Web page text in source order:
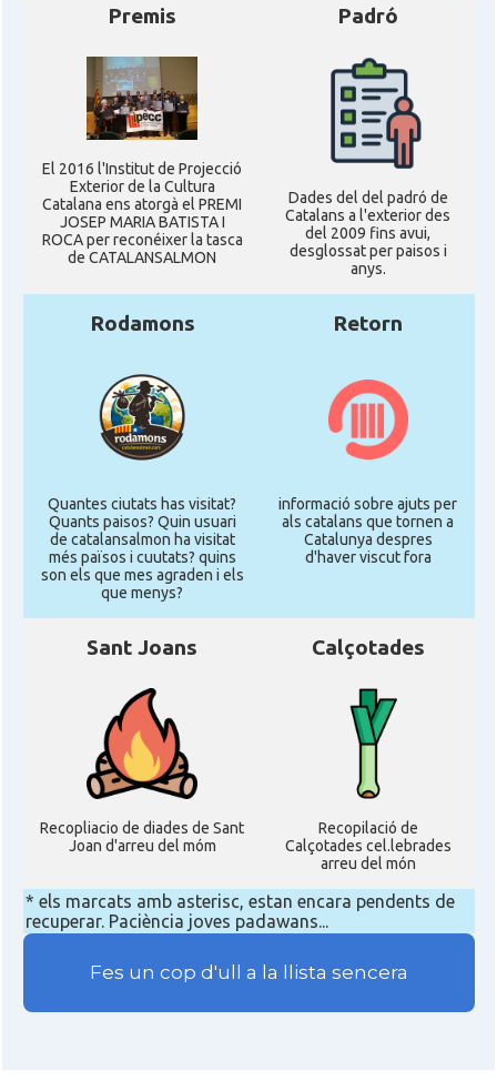
Premis
El 2016 l'Institut de Projecció
Exterior de la Cultura
Catalana ens atorgà el PREMI
JOSEP MARIA BATISTA I
ROCA per reconéixer la tasca
de CATALANSALMON
Padró
Dades del del padró de
Catalans a l'exterior des
del 2009 fins avui,
desglossat per paisos i
anys.
Rodamons
Quantes ciutats has visitat?
Quants paisos? Quin usuari
de catalansalmon ha visitat
més països i cuutats? quins
son els que mes agraden i els
que menys?
Retorn
informació sobre ajuts per
als catalans que tornen a
Catalunya despres
d'haver viscut fora
Sant Joans
Recopliacio de diades de Sant
Joan d'arreu del móm
Calçotades
Recopilació de
Calçotades cel.lebrades
arreu del món
* els marcats amb asterisc, estan encara pendents de
recuperar. Paciència joves padawans...
Fes un cop d'ull a la llista sencera